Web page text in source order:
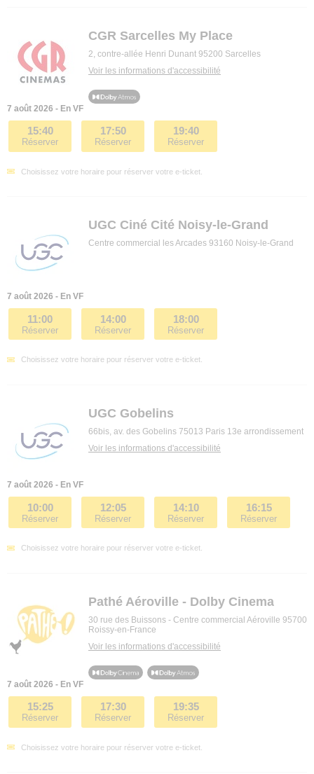
CGR Sarcelles My Place
2, contre-allée Henri Dunant 95200 Sarcelles
Voir les informations d'accessibilité
7 août 2026 - En VF
15:40
Réserver
17:50
Réserver
19:40
Réserver
Choisissez votre horaire pour réserver votre e-ticket.
UGC Ciné Cité Noisy-le-Grand
Centre commercial les Arcades 93160 Noisy-le-Grand
7 août 2026 - En VF
11:00
Réserver
14:00
Réserver
18:00
Réserver
Choisissez votre horaire pour réserver votre e-ticket.
UGC Gobelins
66bis, av. des Gobelins 75013 Paris 13e arrondissement
Voir les informations d'accessibilité
7 août 2026 - En VF
10:00
Réserver
12:05
Réserver
14:10
Réserver
16:15
Réserver
Choisissez votre horaire pour réserver votre e-ticket.
Pathé Aéroville - Dolby Cinema
30 rue des Buissons - Centre commercial Aéroville 95700
Roissy-en-France
Voir les informations d'accessibilité
7 août 2026 - En VF
15:25
Réserver
17:30
Réserver
19:35
Réserver
Choisissez votre horaire pour réserver votre e-ticket.